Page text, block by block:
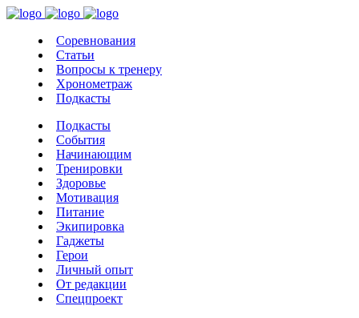
Соревнования
Статьи
Вопросы к тренеру
Хронометраж
Подкасты
Подкасты
События
Начинающим
Тренировки
Здоровье
Мотивация
Питание
Экипировка
Гаджеты
Герои
Личный опыт
От редакции
Спецпроект